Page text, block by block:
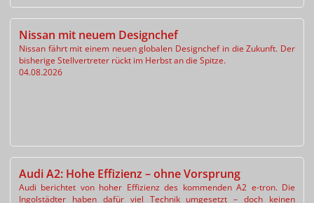
Nissan mit neuem Designchef
Nissan fährt mit einem neuen globalen Designchef in die Zukunft. Der
bisherige Stellvertreter rückt im Herbst an die Spitze.
04.08.2026
Audi A2: Hohe Effizienz – ohne Vorsprung
Audi berichtet von hoher Effizienz des kommenden A2 e-tron. Die
Ingolstädter haben dafür viel Technik umgesetzt – doch keinen